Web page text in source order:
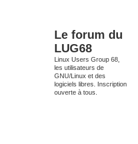
Le forum du
LUG68
Linux Users Group 68,
les utilisateurs de
GNU/Linux et des
logiciels libres. Inscription
ouverte à tous.